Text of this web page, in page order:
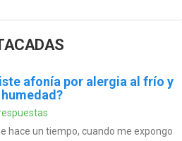
afonía por alergia al frío y
hace un tiempo, cuando me expongo